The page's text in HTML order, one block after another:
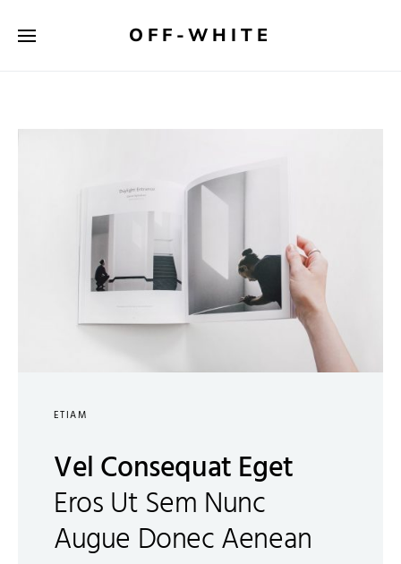
OFF-WHITE
ETIAM
Vel Consequat Eget
Eros Ut Sem Nunc
Augue Donec Aenean